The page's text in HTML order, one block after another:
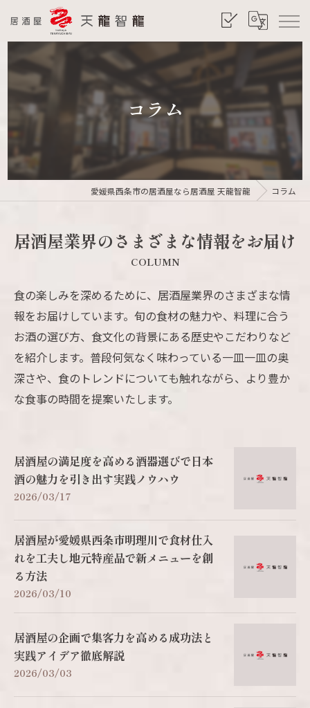
コラム
愛媛県西条市の居酒屋なら居酒屋 天龍智龍 コラム
居酒屋業界のさまざまな情報をお届け
COLUMN
食の楽しみを深めるために、居酒屋業界のさまざまな情
報をお届けしています。旬の食材の魅力や、料理に合う
お酒の選び方、食文化の背景にある歴史やこだわりなど
を紹介します。普段何気なく味わっている一皿一皿の奥
深さや、食のトレンドについても触れながら、より豊か
な食事の時間を提案いたします。
居酒屋の満足度を高める酒器選びで日本
酒の魅力を引き出す実践ノウハウ
2026/03/17
居酒屋が愛媛県西条市明理川で食材仕入
れを工夫し地元特産品で新メニューを創
る方法
2026/03/10
居酒屋の企画で集客力を高める成功法と
実践アイデア徹底解説
2026/03/03